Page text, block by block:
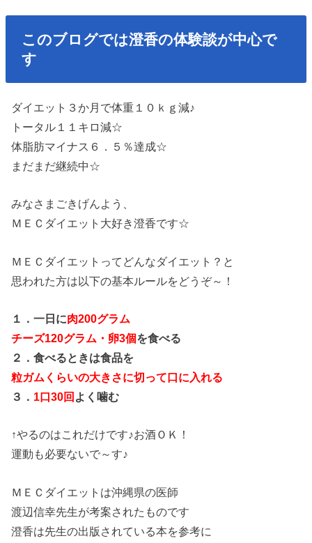
このブログでは澄香の体験談が中心で
す
ダイエット３か月で体重１０ｋｇ減♪
トータル１１キロ減☆
体脂肪マイナス６．５％達成☆
まだまだ継続中☆
みなさまごきげんよう、
ＭＥＣダイエット大好き澄香です☆
ＭＥＣダイエットってどんなダイエット？と
思われた方は以下の基本ルールをどうぞ～！
１．一日に肉200グラム
チーズ120グラム・卵3個を食べる
２．食べるときは食品を
粒ガムくらいの大きさに切って口に入れる
３． 1口30回 よく噛む
↑やるのはこれだけです♪お酒ＯＫ！
運動も必要ないで～す♪
ＭＥＣダイエットは沖縄県の医師
渡辺信幸先生が考案されたものです
澄香は先生の出版されている本を参考に